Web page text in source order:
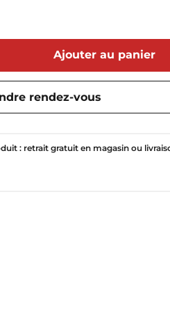
Ajouter au panier
rendez-vous
: retrait gratuit en magasin ou